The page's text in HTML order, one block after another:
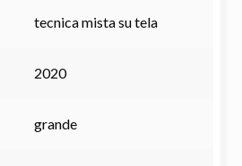
tecnica mista su tela
2020
grande